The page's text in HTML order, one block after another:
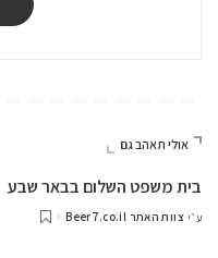
אולי תאהב גם
בית משפט השלום בבאר שבע
ע״י צוות האתר Beer7.co.il